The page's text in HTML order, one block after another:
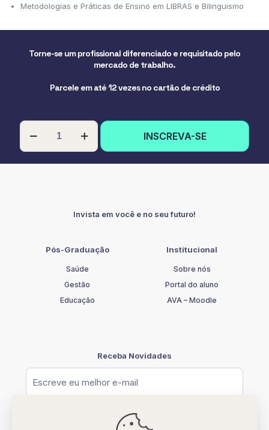
Metodologias e Práticas de Ensino em LIBRAS e Bilinguismo
Torne-se um profissional diferenciado e requisitado pelo
mercado de trabalho.
Parcele em até 12 vezes no cartão de crédito
PÓS-
GRADUAÇÃO
EM
quantidade
INSCREVA-SE
Invista em você e no seu futuro!
Pós-Graduação
Saúde
Gestão
Educação
Institucional
Sobre nós
Portal do aluno
AVA – Moodle
Receba Novidades